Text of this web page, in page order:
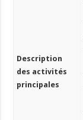
Description
des activités
principales